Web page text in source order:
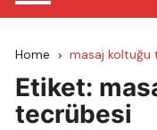
Home masaj koltuğu
Etiket:
tecrübesi